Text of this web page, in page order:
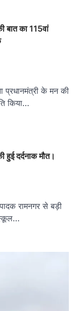
बात का 115वां
के मन की
किया…
दर्दनाक मौत।
रामनगर से बड़ी